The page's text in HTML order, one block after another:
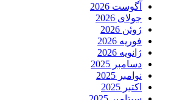
آگوست 2026
جولای 2026
ژوئن 2026
فوریه 2026
ژانویه 2026
دسامبر 2025
نوامبر 2025
اکتبر 2025